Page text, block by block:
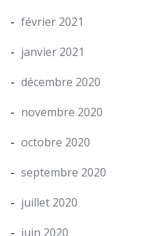
février 2021
janvier 2021
décembre 2020
novembre 2020
octobre 2020
septembre 2020
juillet 2020
juin 2020